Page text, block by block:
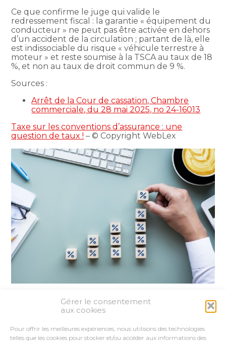
Gérer le consentement
aux cookies
Pour offrir les meilleures expériences, nous utilisons des technologies
telles que les cookies pour stocker et/ou accéder aux informations des
Ce que confirme le juge qui valide le
redressement fiscal : la garantie « équipement du
conducteur » ne peut pas être activée en dehors
d’un accident de la circulation ; partant de là, elle
est indissociable du risque « véhicule terrestre à
moteur » et reste soumise à la TSCA au taux de 18
%, et non au taux de droit commun de 9 %.
Sources :
Arrêt de la Cour de cassation, Chambre
commerciale, du 28 mai 2025, no 24-16013
Taxe sur les conventions d’assurance : une
question de taux ! – © Copyright WebLex
FaceBook
TwitterLinkedIn